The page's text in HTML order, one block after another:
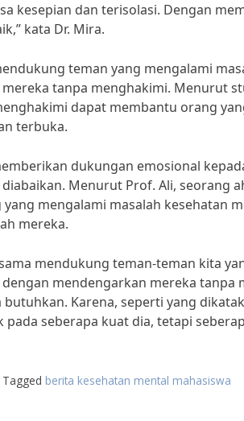
kesepian dan terisolasi. Dengan
kata Dr. Mira.
teman yang mengalami
tanpa menghakimi. Menurut
dapat membantu orang
terbuka.
dukungan emosional
Menurut Prof. Ali, seorang
mengalami masalah kesehatan
mereka.
mendukung teman-teman kita
mendengarkan mereka
Karena, seperti yang
seberapa kuat dia, tetapi
Tagged berita kesehatan mental mahasiswa